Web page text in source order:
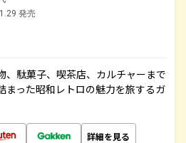
発売
、駄菓子、喫茶店、カルチャーまで
まった昭和レトロの魅力を旅するガ
詳細を見る